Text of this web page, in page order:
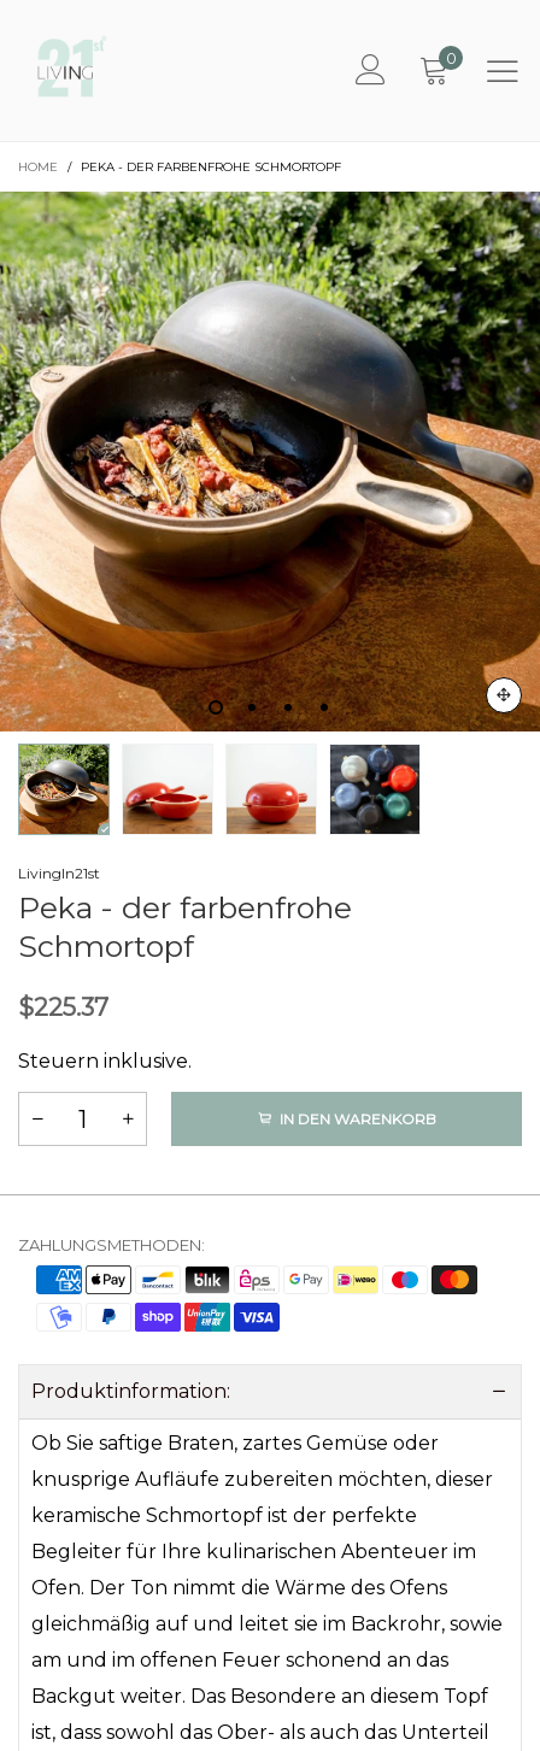
0
HOME / PEKA - DER FARBENFROHE SCHMORTOPF
LivingIn21st
Peka - der farbenfrohe
Schmortopf
$225.37
Steuern inklusive.
IN DEN WARENKORB
ZAHLUNGSMETHODEN:
Produktinformation:
Ob Sie saftige Braten, zartes Gemüse oder
knusprige Aufläufe zubereiten möchten, dieser
keramische Schmortopf ist der perfekte
Begleiter für Ihre kulinarischen Abenteuer im
Ofen. Der Ton nimmt die Wärme des Ofens
gleichmäßig auf und leitet sie im Backrohr, sowie
am und im offenen Feuer schonend an das
Backgut weiter. Das Besondere an diesem Topf
ist, dass sowohl das Ober- als auch das Unterteil